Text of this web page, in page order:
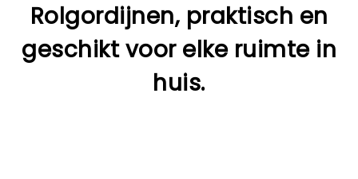
Rolgordijnen, praktisch en
geschikt voor elke ruimte in
huis.